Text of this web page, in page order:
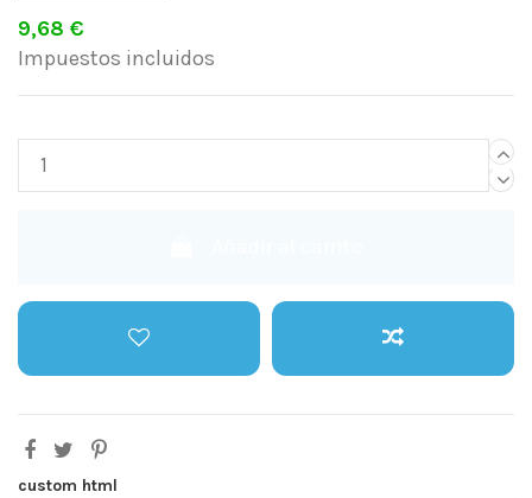
9,68 €
Impuestos incluidos
custom html